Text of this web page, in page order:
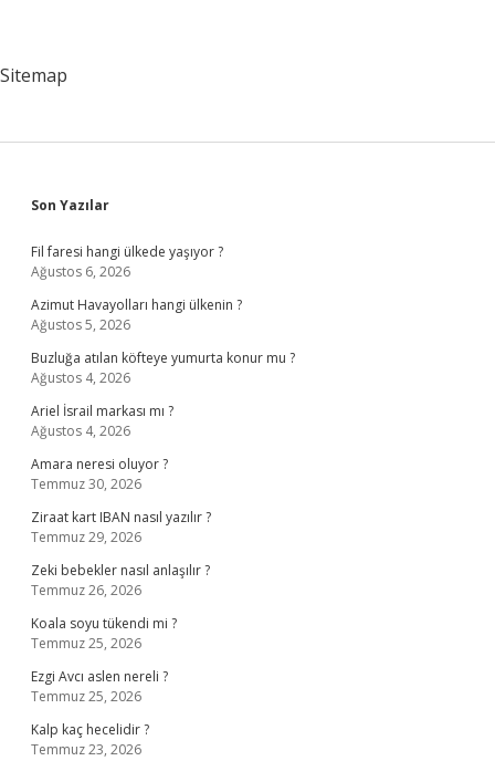
Sitemap
Sidebar
Son Yazılar
Fil faresi hangi ülkede yaşıyor ?
Ağustos 6, 2026
Azimut Havayolları hangi ülkenin ?
Ağustos 5, 2026
Buzluğa atılan köfteye yumurta konur mu ?
Ağustos 4, 2026
Ariel İsrail markası mı ?
Ağustos 4, 2026
Amara neresi oluyor ?
Temmuz 30, 2026
Ziraat kart IBAN nasıl yazılır ?
Temmuz 29, 2026
Zeki bebekler nasıl anlaşılır ?
Temmuz 26, 2026
Koala soyu tükendi mi ?
Temmuz 25, 2026
Ezgi Avcı aslen nereli ?
Temmuz 25, 2026
Kalp kaç hecelidir ?
Temmuz 23, 2026